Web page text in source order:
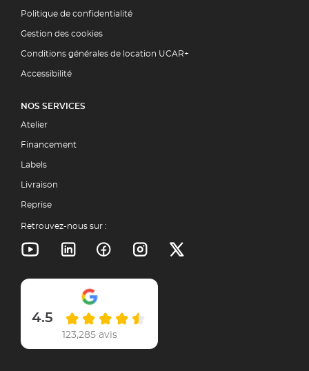
Politique de confidentialité
Gestion des cookies
Conditions générales de location UCAR+
Accessibilité
NOS SERVICES
Atelier
Financement
Labels
Livraison
Reprise
Retrouvez-nous sur :
4.5
123,285 avis